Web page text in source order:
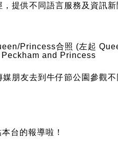
，提供不同語言服務及資訊新
Princess合照 (左起
and Princess
朋友去到牛仔節公園參觀
台的報導啦！